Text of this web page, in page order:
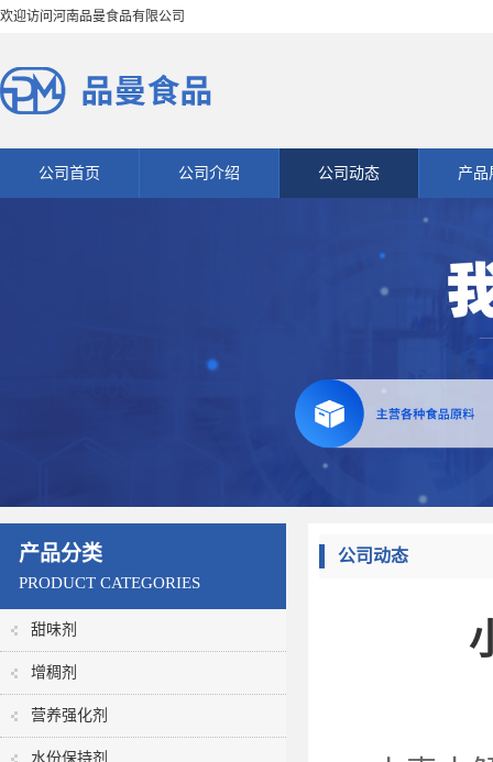
欢迎访问河南品曼食品有限公司
公司首页 公司介绍 公司动态 产品
产品分类
PRODUCT CATEGORIES
甜味剂
增稠剂
营养强化剂
水份保持剂
公司动态